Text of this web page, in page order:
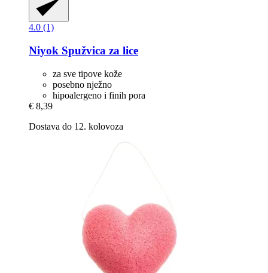
4.0 (1)
Niyok Spužvica za lice
za sve tipove kože
posebno nježno
hipoalergeno i finih pora
€ 8,39
Dostava do 12. kolovoza